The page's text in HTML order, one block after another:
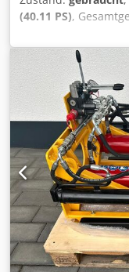
(40.11 PS),
unserem Bestand
HDD
Seriennummer:
kg Motorleistung:
bar Länge: 3.500
Wartung sowie
TRACTO
Interessenten
ein Angebot
haben oder mehr
uns gerne eine
Nmffspfx Ah Rjkr